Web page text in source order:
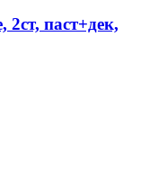
паст+дек,